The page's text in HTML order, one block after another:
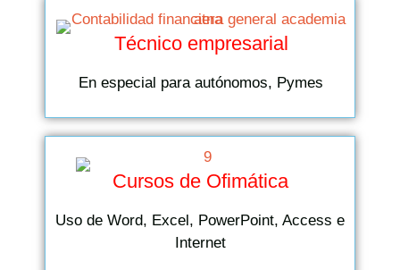
Técnico empresarial
En especial para autónomos, Pymes
Cursos de Ofimática
Uso de Word, Excel, PowerPoint, Access e
Internet